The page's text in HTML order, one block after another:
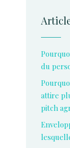
du
attire
pitch